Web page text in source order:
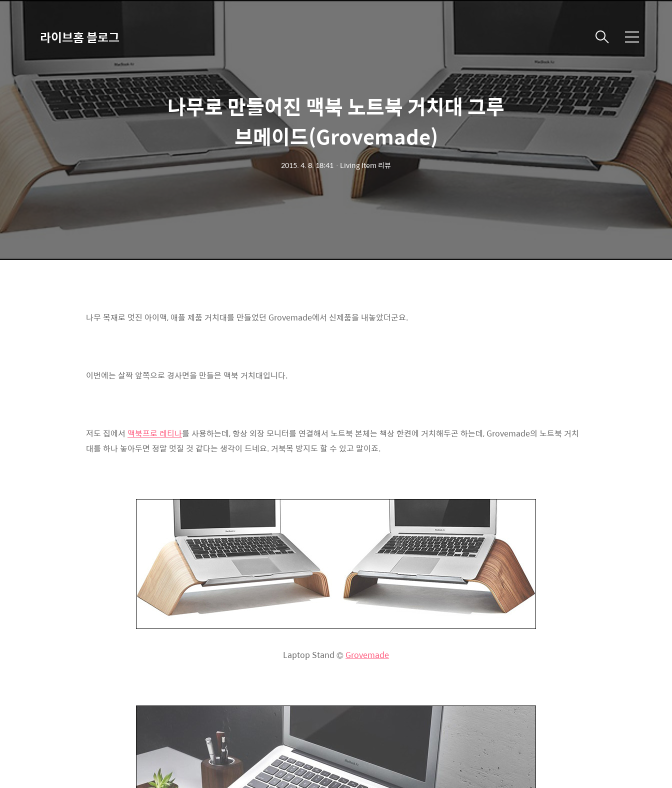
라이브홈 블로그 메
나무로 만들어진 맥북 노트북 거치대 그루
브메이드(Grovemade)
2015. 4. 8. 18:41 ㆍ Living Item 리뷰
나무 목재로 멋진 아이맥, 애플 제품 거치대를 만들었던 Grovemade에서 신제품을 내놓았더군요.
이번에는 살짝 앞쪽으로 경사면을 만들은 맥북 거치대입니다.
저도 집에서 맥북프로 레티나를 사용하는데, 항상 외장 모니터를 연결해서 노트북 본체는 책상 한켠에 거치해두곤 하는데, Grovemade의 노트북 거치
대를 하나 놓아두면 정말 멋질 것 같다는 생각이 드네요. 거북목 방지도 할 수 있고 말이죠.
Laptop Stand © Grovemade